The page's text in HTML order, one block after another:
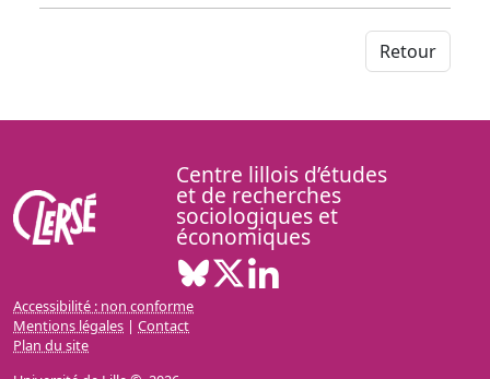
Retour
Centre lillois d’études
et de recherches
sociologiques et
économiques
Bluesky ( Nouvelle fenêtre)
X ( Nouvelle fenêtre)
Accessibilité : non conforme
Mentions légales | Contact
Plan du site